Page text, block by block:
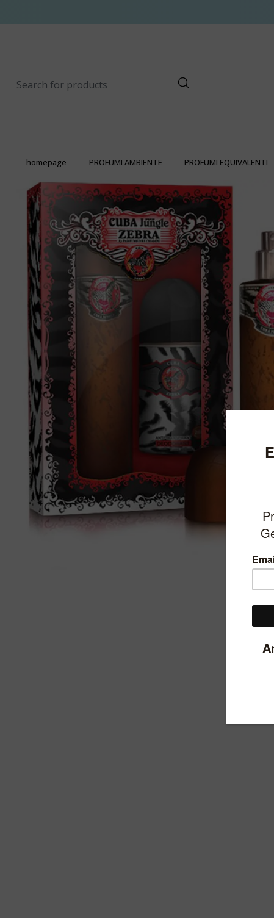
homepage PROFUMI AMBIENTE PROFUMI EQUIVALENTI